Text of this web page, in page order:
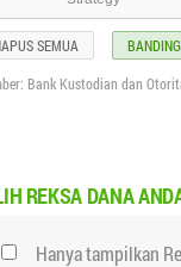
SEMUA
Bank Kustodian dan
REKSA DANA
Hanya tampilkan